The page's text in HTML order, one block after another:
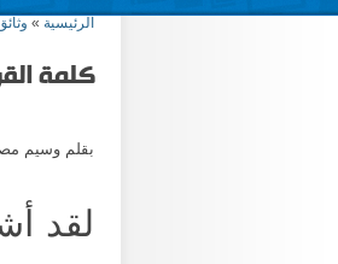
أنت هنا
الرئيسية »
كلمة
بقلم وسيم مصري ،